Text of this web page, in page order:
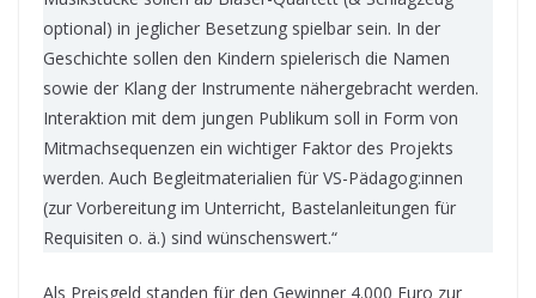
optional) in jeglicher Besetzung spielbar sein. In der
Geschichte sollen den Kindern spielerisch die Namen
sowie der Klang der Instrumente nähergebracht werden.
Interaktion mit dem jungen Publikum soll in Form von
Mitmachsequenzen ein wichtiger Faktor des Projekts
werden. Auch Begleitmaterialien für VS-Pädagog:innen
(zur Vorbereitung im Unterricht, Bastelanleitungen für
Requisiten o. ä.) sind wünschenswert.“
Als Preisgeld standen für den Gewinner 4.000 Euro zur